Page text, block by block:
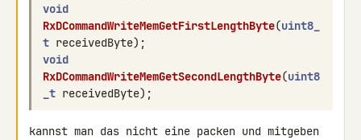
void
RxDCommandWriteMemGetFirstLengthByte(uint8_
t receivedByte);
void
RxDCommandWriteMemGetSecondLengthByte(uint8
_t receivedByte);
kannst man das nicht eine packen und mitgeben